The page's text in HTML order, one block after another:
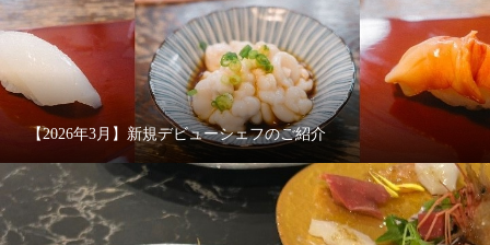
【2026年3月】新規デビューシェフのご紹介